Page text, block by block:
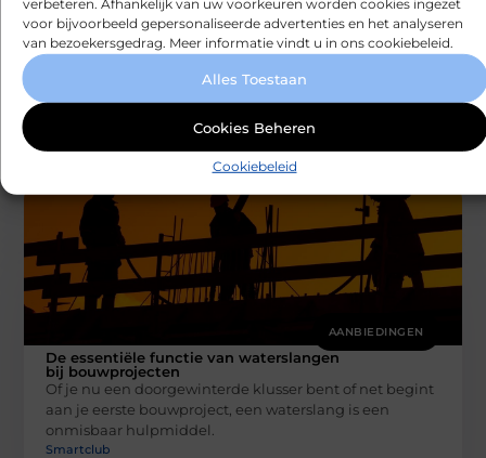
verbeteren. Afhankelijk van uw voorkeuren worden cookies ingezet
voor bijvoorbeeld gepersonaliseerde advertenties en het analyseren
van bezoekersgedrag. Meer informatie vindt u in ons cookiebeleid.
Alles Toestaan
Cookies Beheren
Cookiebeleid
De perfecte vloertegel voor jouw unieke
woonstijl
Ben je op zoek naar de ideale vloertegel die perfect
past bij jouw unieke woonstijl? Dan ben je hier aan
AANBIEDINGEN
De essentiële functie van waterslangen
bij bouwprojecten
Of je nu een doorgewinterde klusser bent of net begint
aan je eerste bouwproject, een waterslang is een
onmisbaar hulpmiddel.
Smartclub